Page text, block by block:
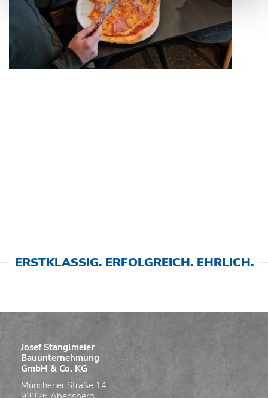
ERSTKLASSIG. ERFOLGREICH. EHRLICH.
Josef Stanglmeier
Bauunternehmung
GmbH & Co. KG
Münchener Straße 14